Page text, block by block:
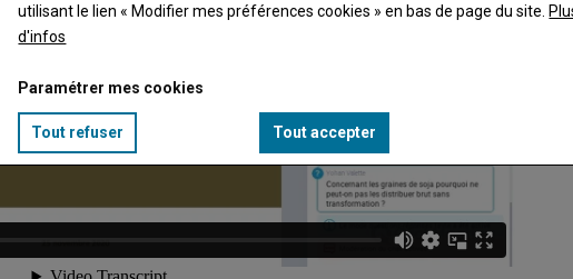
utilisant le lien « Modifier mes préférences cookies » en bas de page du site.
d'infos
Paramétrer mes cookies
Tout refuser Tout accepter